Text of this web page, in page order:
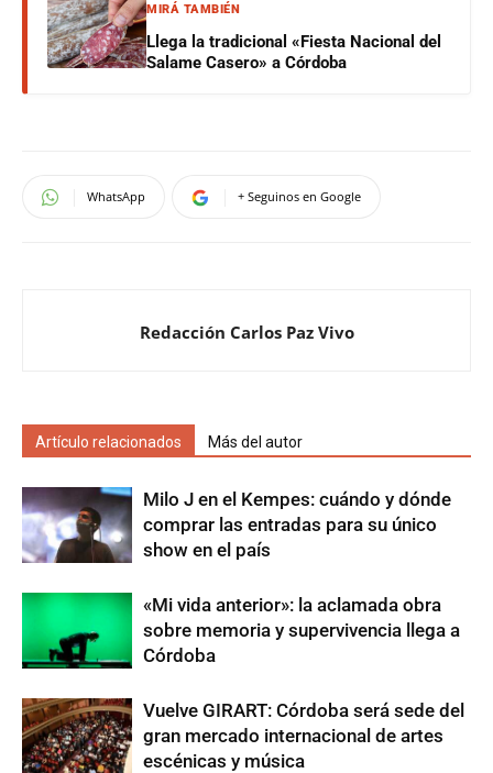
MIRÁ TAMBIÉN
Llega la tradicional «Fiesta Nacional del
Salame Casero» a Córdoba
WhatsApp + Seguinos en Google
Redacción Carlos Paz Vivo
Artículo relacionados Más del autor
Milo J en el Kempes: cuándo y dónde
comprar las entradas para su único
show en el país
«Mi vida anterior»: la aclamada obra
sobre memoria y supervivencia llega a
Córdoba
Vuelve GIRART: Córdoba será sede del
gran mercado internacional de artes
escénicas y música